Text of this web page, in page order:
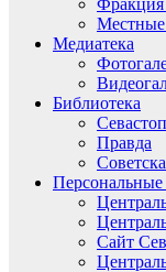
Фракция
Местные
Медиатека
Библиотека
Правда
Сайт